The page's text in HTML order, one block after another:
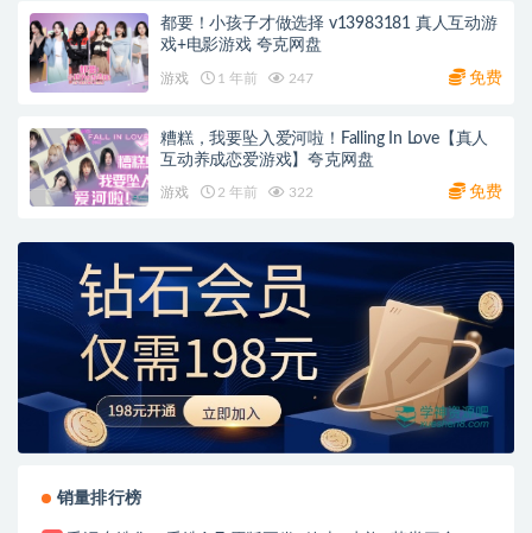
都要！小孩子才做选择 v13983181 真人互动游
戏+电影游戏 夸克网盘
游戏 1 年前 247 免费
糟糕，我要坠入爱河啦！Falling In Love【真人
互动养成恋爱游戏】夸克网盘
游戏 2 年前 322 免费
销量排行榜